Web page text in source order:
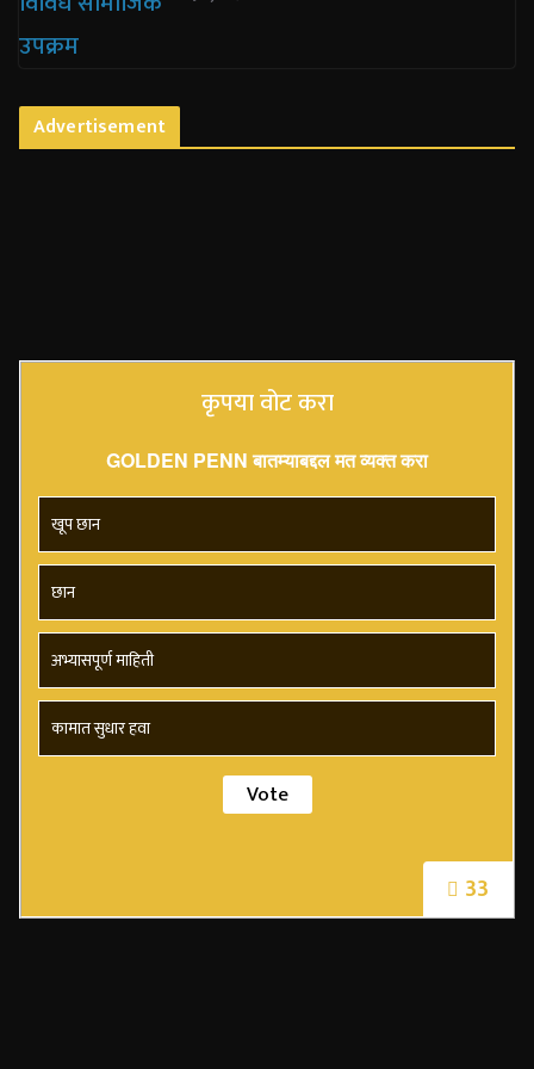
Advertisement
33
कृपया वोट करा
GOLDEN PENN बातम्याबद्दल मत व्यक्त करा
खूप छान
छान
अभ्यासपूर्ण माहिती
कामात सुधार हवा